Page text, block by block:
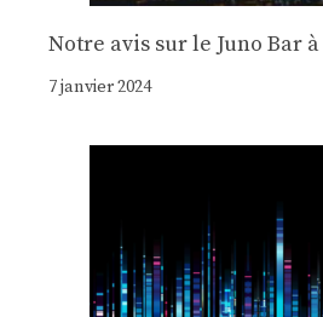
Notre avis sur le Juno Bar
7 janvier 2024